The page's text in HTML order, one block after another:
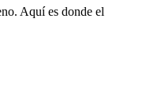
Aquí es donde el